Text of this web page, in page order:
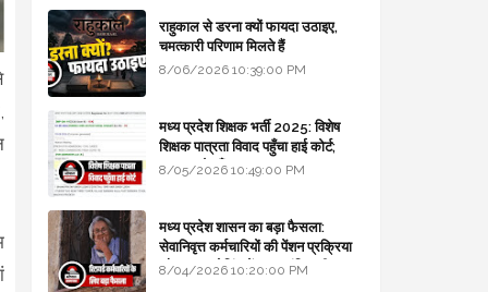
राहुकाल से डरना क्यों फायदा उठाइए,
चमत्कारी परिणाम मिलते हैं
8/06/2026 10:39:00 PM
मध्य प्रदेश शिक्षक भर्ती 2025: विशेष
शिक्षक पात्रता विवाद पहुँचा हाई कोर्ट;
सरकार से माँगा जवाब
8/05/2026 10:49:00 PM
मध्य प्रदेश शासन का बड़ा फैसला:
सेवानिवृत्त कर्मचारियों की पेंशन प्रक्रिया
और बजट कोडिंग में हुए क्रांतिकारी
8/04/2026 10:20:00 PM